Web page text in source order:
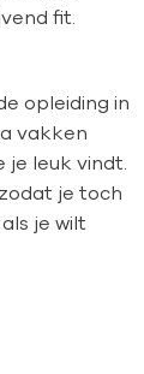
fit.
opleiding in
vakken
leuk vindt.
je toch
je wilt